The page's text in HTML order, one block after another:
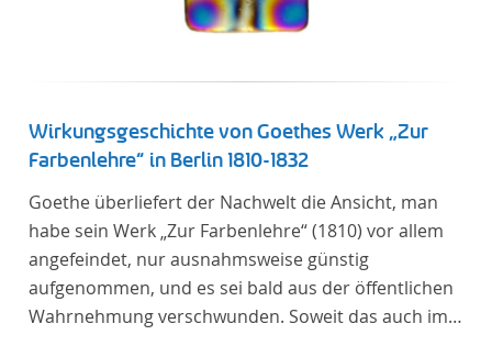
Wirkungsgeschichte von Goethes Werk „Zur
Farbenlehre“ in Berlin 1810-1832
Goethe überliefert der Nachwelt die Ansicht, man
habe sein Werk „Zur Farbenlehre“ (1810) vor allem
angefeindet, nur ausnahmsweise günstig
aufgenommen, und es sei bald aus der öffentlichen
Wahrnehmung verschwunden. Soweit das auch im